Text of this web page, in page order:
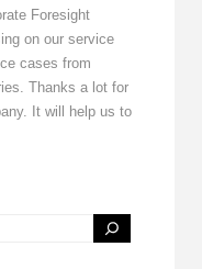
Foresight
on our service
cases from
Thanks a lot for
It will help us to